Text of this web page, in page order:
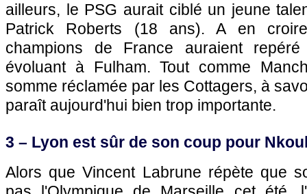
ailleurs, le PSG aurait ciblé un jeune
Patrick Roberts (18 ans). A en
champions de France auraient
évoluant à Fulham. Tout comme
somme réclamée par les Cottagers, à
paraît aujourd'hui bien trop importante.
3 – Lyon est sûr de son coup pour
Alors que Vincent Labrune répète que